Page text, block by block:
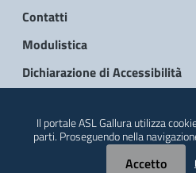
Contatti
Modulistica
Dichiarazione di Accessibilità
Il portale ASL Gallura utilizza
parti. Proseguendo nella
Accetto